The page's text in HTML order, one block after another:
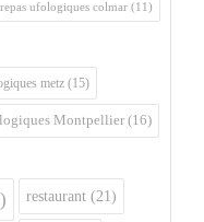
repas ufologiques colmar (11)
metz (15)
Montpellier (16)
restaurant (21)